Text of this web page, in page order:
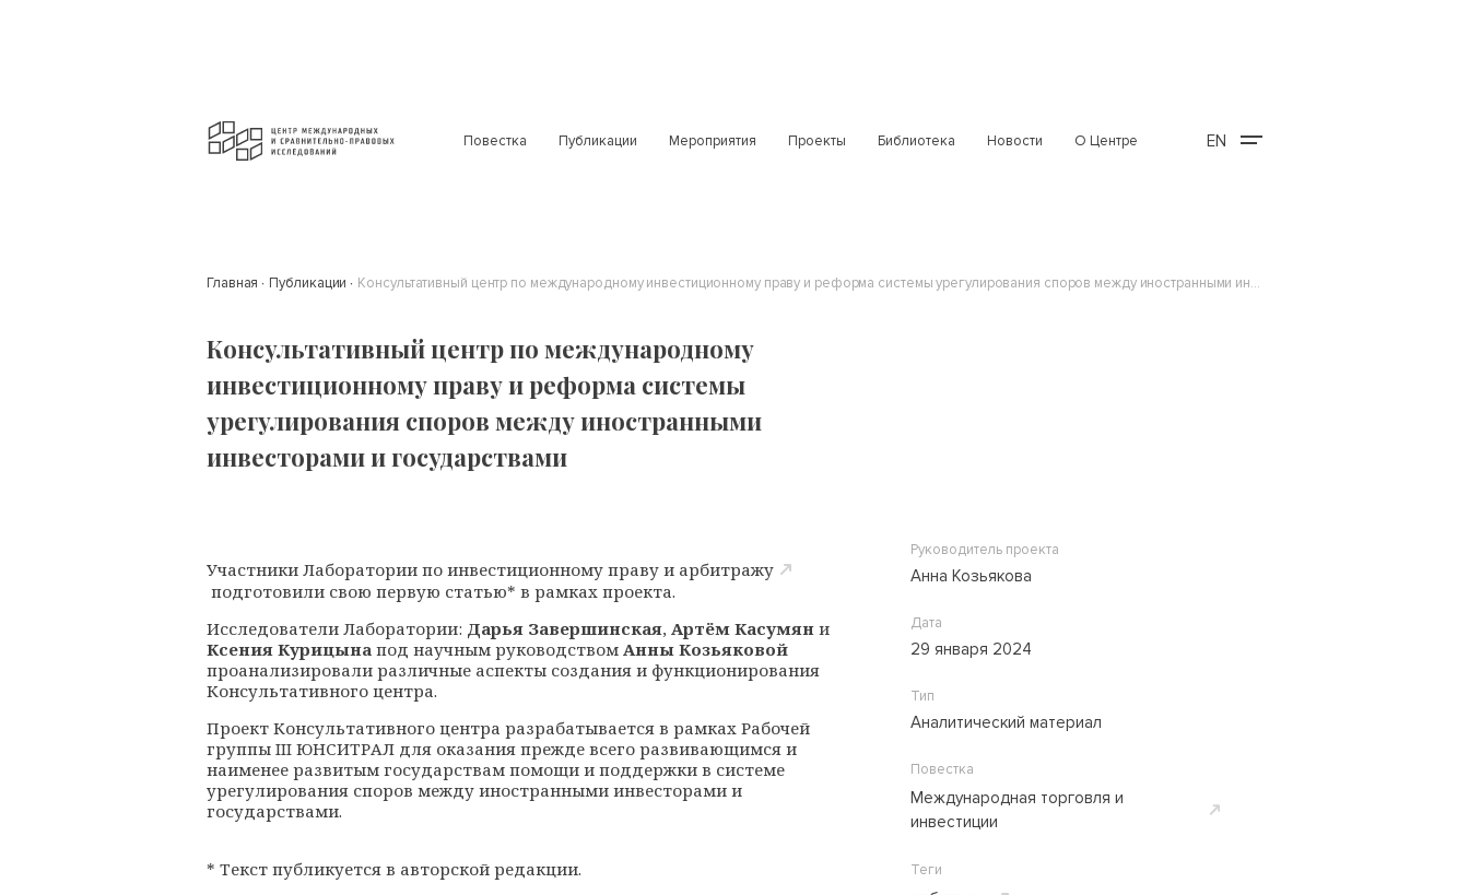
Повестка Публикации Мероприятия Проекты Библиотека Новости О Центре EN
Главная Публикации Консультативный центр по международному инвестиционному праву и реформа системы урегулирования споров между иностранными инвесторами и государствами
Консультативный центр по международному
инвестиционному праву и реформа системы
урегулирования споров между иностранными
инвесторами и государствами
Участники Лаборатории по инвестиционному праву и арбитражу
подготовили свою первую статью* в рамках проекта.
Исследователи Лаборатории: Дарья Завершинская, Артём Касумян и
Ксения Курицына под научным руководством Анны Козьяковой
проанализировали различные аспекты создания и функционирования
Консультативного центра.
Проект Консультативного центра разрабатывается в рамках Рабочей
группы III ЮНСИТРАЛ для оказания прежде всего развивающимся и
наименее развитым государствам помощи и поддержки в системе
урегулирования споров между иностранными инвесторами и
государствами.
* Текст публикуется в авторской редакции.
Руководитель проекта
Анна Козьякова
Дата
29 января 2024
Тип
Аналитический материал
Повестка
Международная торговля и
инвестиции
Теги